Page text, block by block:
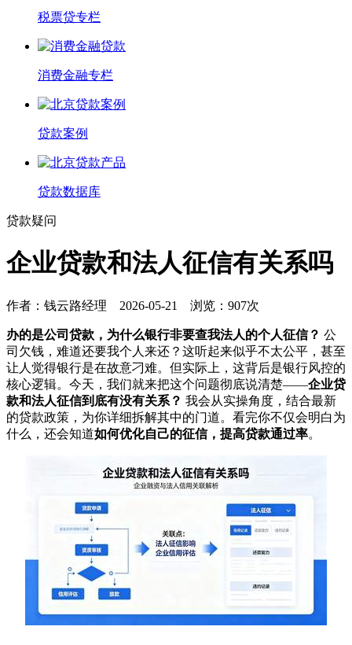
税票贷专栏
消费金融专栏
贷款案例
贷款数据库
贷款疑问
企业贷款和法人征信有关系吗
作者： 钱云路经理 2026-05-21 浏览：907次
办的是公司贷款，为什么银行非要查我法人的个人征信？ 公
司欠钱，难道还要我个人来还？这听起来似乎不太公平，甚至
让人觉得银行是在故意刁难。但实际上，这背后是银行风控的
核心逻辑。今天，我们就来把这个问题彻底说清楚——企业贷
款和法人征信到底有没有关系？ 我会从实操角度，结合最新
的贷款政策，为你详细拆解其中的门道。看完你不仅会明白为
什么，还会知道如何优化自己的征信，提高贷款通过率。